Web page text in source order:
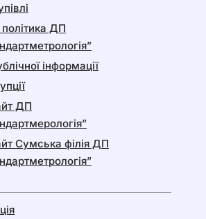
ДП
інформації
ДП
Сумська філія ДП